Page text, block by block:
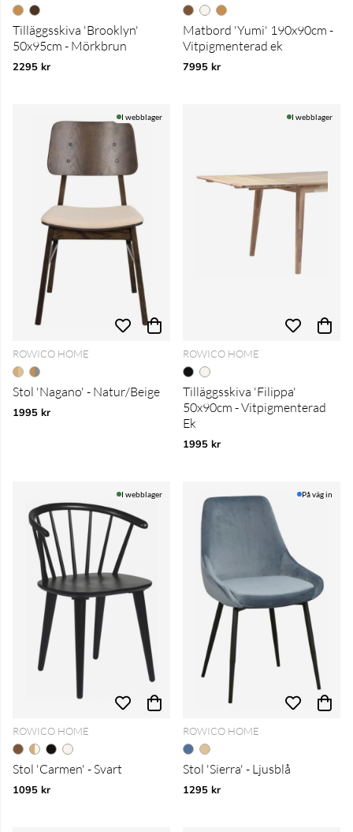
Tilläggsskiva 'Brooklyn'
50x95cm - Mörkbrun
2295 kr
Matbord 'Yumi' 190x90cm -
Vitpigmenterad ek
7995 kr
I webblager
ROWICO HOME
Stol 'Nagano' - Natur/Beige
1995 kr
I webblager
ROWICO HOME
Tilläggsskiva 'Filippa'
50x90cm - Vitpigmenterad
Ek
1995 kr
I webblager
ROWICO HOME
Stol 'Carmen' - Svart
1095 kr
På väg in
ROWICO HOME
Stol 'Sierra' - Ljusblå
1295 kr